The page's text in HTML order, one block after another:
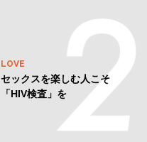
LOVE
セックスを楽しむ人こそ
「HIV検査」を